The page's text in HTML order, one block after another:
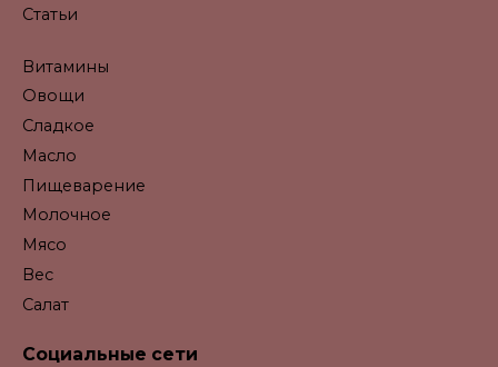
Статьи
Витамины
Овощи
Сладкое
Масло
Пищеварение
Молочное
Мясо
Вес
Салат
Социальные сети